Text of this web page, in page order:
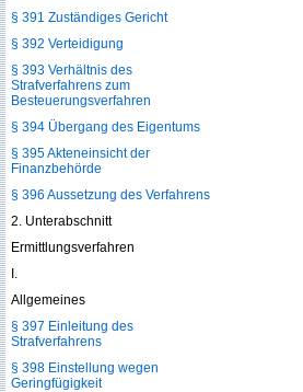
§ 391 Zuständiges Gericht
§ 392 Verteidigung
§ 393 Verhältnis des
Strafverfahrens zum
Besteuerungsverfahren
§ 394 Übergang des Eigentums
§ 395 Akteneinsicht der
Finanzbehörde
§ 396 Aussetzung des Verfahrens
2. Unterabschnitt
Ermittlungsverfahren
I.
Allgemeines
§ 397 Einleitung des
Strafverfahrens
§ 398 Einstellung wegen
Geringfügigkeit